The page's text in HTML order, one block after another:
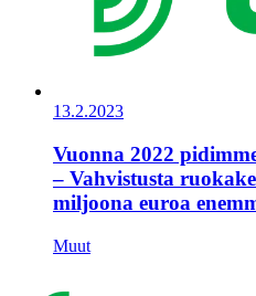
13.2.2023
Vuonna 2022
– Vahvistusta
miljoona euroa
Muut